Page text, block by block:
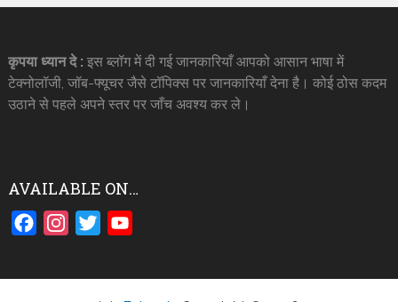
कृपया ध्यान दे : इस ब्लॉग में दी गई जानकारियाँ आपको आसान भाषा में
टेक्नोलॉजी, जॉब-फ्यूचर जैसे टॉपिक्स पर जानकारियाँ देना है। कोई ठोस कदम
उठाने से पहले अपने स्तर पर जाँच अवश्य कर ले।
AVAILABLE ON…
FacebookInstagram
Twitter